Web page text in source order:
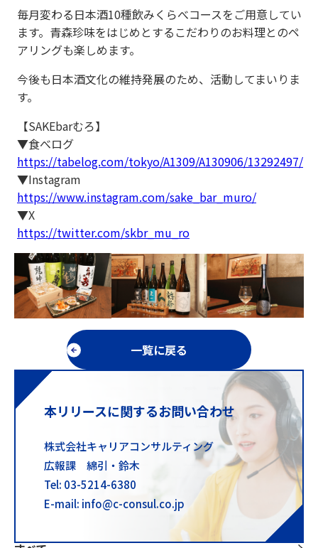
毎月変わる日本酒10種飲みくらべコースをご用意してい
ます。青森珍味をはじめとするこだわりのお料理とのペ
アリングも楽しめます。
今後も日本酒文化の維持発展のため、活動してまいりま
す。
【SAKEbarむろ】
▼食べログ
https://tabelog.com/tokyo/A1309/A130906/13292497/
▼Instagram
https://www.instagram.com/sake_bar_muro/
▼X
https://twitter.com/skbr_mu_ro
一覧に戻る
本リリースに関するお問い合わせ
株式会社キャリアコンサルティング
広報課 綿引・鈴木
Tel: 03-5214-6380
E-mail: info@c-consul.co.jp